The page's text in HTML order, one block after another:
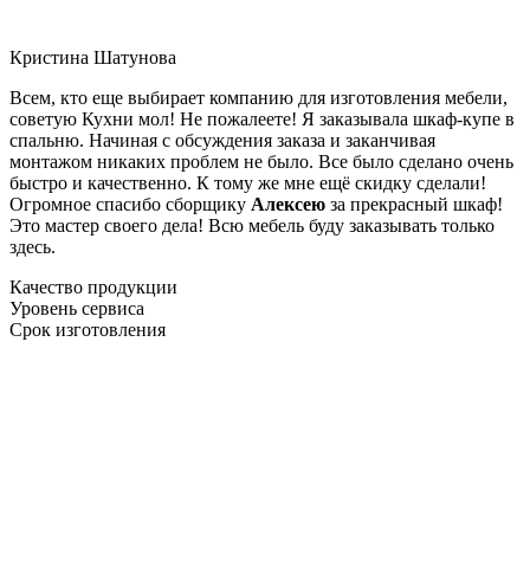
Кристина Шатунова
Всем, кто еще выбирает компанию для изготовления мебели,
советую Кухни мол! Не пожалеете! Я заказывала шкаф-купе в
спальню. Начиная с обсуждения заказа и заканчивая
монтажом никаких проблем не было. Все было сделано очень
быстро и качественно. К тому же мне ещё скидку сделали!
Огромное спасибо сборщику Алексею за прекрасный шкаф!
Это мастер своего дела! Всю мебель буду заказывать только
здесь.
Качество продукции
Уровень сервиса
Срок изготовления